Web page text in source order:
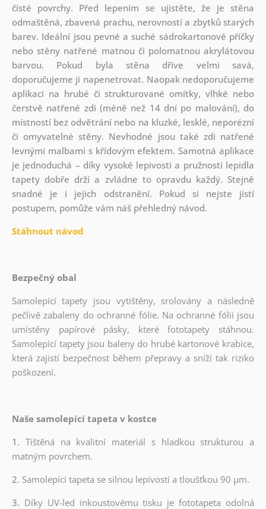
čisté povrchy. Před lepením se ujistěte, že je stěna
odmaštěná, zbavená prachu, nerovností a zbytků starých
barev. Ideální jsou pevné a suché sádrokartonové příčky
nebo stěny natřené matnou či polomatnou akrylátovou
barvou. Pokud byla stěna dříve velmi savá,
doporučujeme ji napenetrovat. Naopak nedoporučujeme
aplikaci na hrubé či strukturované omítky, vlhké nebo
čerstvě natřené zdi (méně než 14 dní po malování), do
místností bez odvětrání nebo na kluzké, lesklé, neporézní
či omyvatelné stěny. Nevhodné jsou také zdi natřené
levnými malbami s křídovým efektem. Samotná aplikace
je jednoduchá – díky vysoké lepivosti a pružnosti lepidla
tapety dobře drží a zvládne to opravdu každý. Stejně
snadné je i jejich odstranění. Pokud si nejste jistí
postupem, pomůže vám náš přehledný návod.
Stáhnout návod
Bezpečný obal
Samolepící tapety jsou vytištěny, srolovány a následně
pečlivě zabaleny do ochranné fólie. Na ochranné fólii jsou
umístěny papírové pásky, které fototapety stáhnou.
Samolepící tapety jsou baleny do hrubé kartonové krabice,
která zajistí bezpečnost během přepravy a sníží tak riziko
poškození.
Naše samolepící tapeta v kostce
1. Tištěná na kvalitní materiál s hladkou strukturou a
matným povrchem.
2. Samolepící tapeta se silnou lepivostí a tloušťkou 90 µm.
3. Díky UV-led inkoustovému tisku je fototapeta odolná